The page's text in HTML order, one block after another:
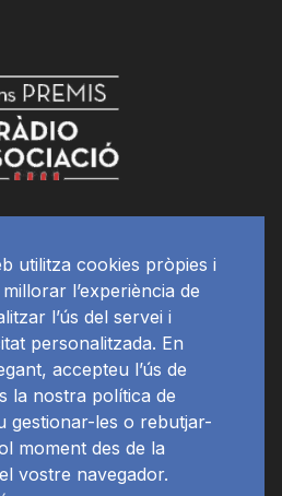
utilitza cookies pròpies i
l’experiència de
l’ús del servei i
personalitzada. En
accepteu l’ús de
la nostra política de
gestionar-les o rebutjar-
moment des de la
vostre navegador.